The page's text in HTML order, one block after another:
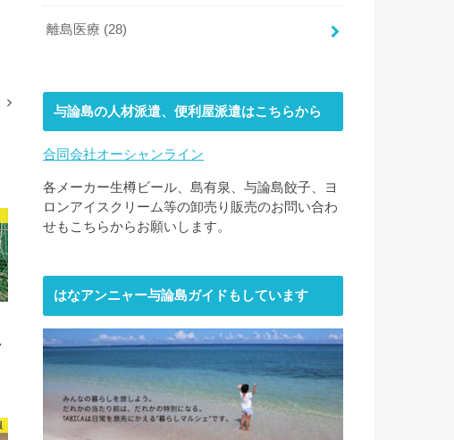
離島医療 (28)
与論島の人材派遣、便利屋派遣はこちらから
合同会社オーシャンライン
各メーカー生樽ビール、島有泉、与論島餃子、ヨ
ロンアイスクリーム等の卸売り販売のお問い合わ
せもこちらからお願いします。
はなアンニャー与論島ガイドもしています